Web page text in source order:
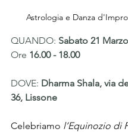
Astrologia e Danza
QUANDO: Sabato 21
Ore 16.00 - 18.00
DOVE: Dharma Shala, via
36, Lissone
Celebriamo l’Equinozio di